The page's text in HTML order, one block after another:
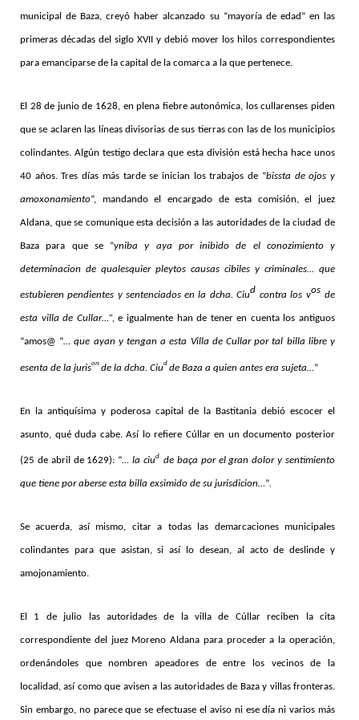
municipal de Baza, creyó haber alcanzado su “mayoría de edad” en las
primeras décadas del siglo XVII y debió mover los hilos correspondientes
para emanciparse de la capital de la comarca a la que pertenece.
El 28 de junio de 1628, en plena fiebre autonómica, los cullarenses piden
que se aclaren las líneas divisorias de sus tierras con las de los municipios
colindantes. Algún testigo declara que esta división está hecha hace unos
40 años. Tres días más tarde se inician los trabajos de “bissta de ojos y
amoxonamiento”, mandando el encargado de esta comisión, el juez
Aldana, que se comunique esta decisión a las autoridades de la ciudad de
Baza para que se “yniba y aya por inibido de el conozimiento y
determinacion de qualesquier pleytos causas cibiles y criminales… que
estubieren pendientes y sentenciados en la dcha. Ciud contra los vos de
esta villa de Cullar…”,e igualmente han de tener en cuenta los antiguos
“amos@ “… que ayan y tengan a esta Villa de Cullar por tal billa libre y
esenta de la jurison de la dcha. Ciud de Baza a quien antes era sujeta…”
En la antiquísima y poderosa capital de la Bastitania debió escocer el
asunto, qué duda cabe. Así lo refiere Cúllar en un documento posterior
(25 de abril de 1629): “… la ciud de baça por el gran dolor y sentimiento
que tiene por aberse esta billa exsimido de su jurisdicion…”.
Se acuerda, así mismo, citar a todas las demarcaciones municipales
colindantes para que asistan, si así lo desean, al acto de deslinde y
amojonamiento.
El 1 de julio las autoridades de la villa de Cúllar reciben la cita
correspondiente del juez Moreno Aldana para proceder a la operación,
ordenándoles que nombren apeadores de entre los vecinos de la
localidad, así como que avisen a las autoridades de Baza y villas fronteras.
Sin embargo, no parece que se efectuase el aviso ni ese día ni varios más